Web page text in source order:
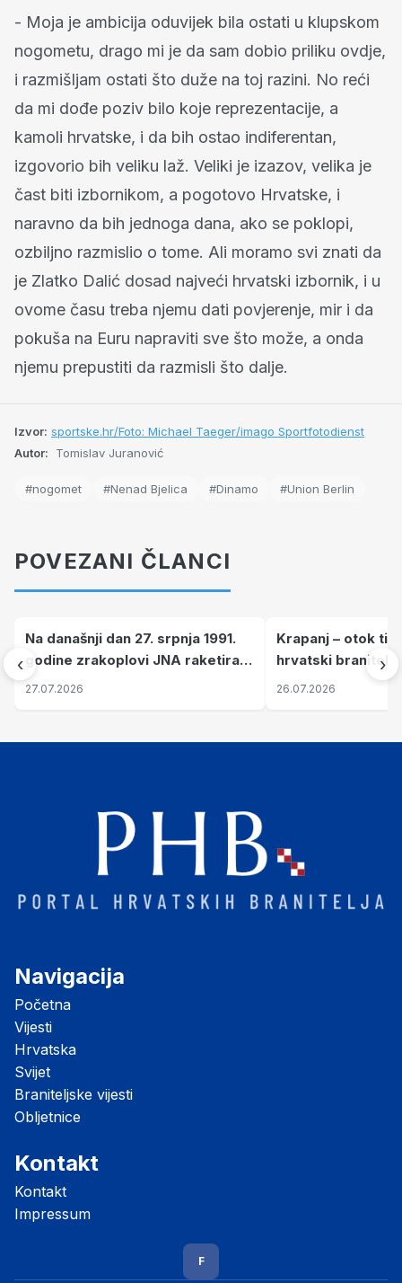
- Moja je ambicija oduvijek bila ostati u klupskom
nogometu, drago mi je da sam dobio priliku ovdje,
i razmišljam ostati što duže na toj razini. No reći
da mi dođe poziv bilo koje reprezentacije, a
kamoli hrvatske, i da bih ostao indiferentan,
izgovorio bih veliku laž. Veliki je izazov, velika je
čast biti izbornikom, a pogotovo Hrvatske, i
naravno da bih jednoga dana, ako se poklopi,
ozbiljno razmislio o tome. Ali moramo svi znati da
je Zlatko Dalić dosad najveći hrvatski izbornik, i u
ovome času treba njemu dati povjerenje, mir i da
pokuša na Euru napraviti sve što može, a onda
njemu prepustiti da razmisli što dalje.
Izvor: sportske.hr/Foto: Michael Taeger/imago Sportfotodienst
Autor:
Tomislav Juranović
#nogomet #Nenad Bjelica #Dinamo #Union Berlin
POVEZANI ČLANCI
‹
Na današnji dan 27. srpnja 1991.
godine zrakoplovi JNA raketirali
su vojarnu i obučni centar "Nikola
27.07.2026
Krapanj – otok
hrvatski branitelji
pronalaze mir
26.07.2026
›
Navigacija
Početna
Vijesti
Hrvatska
Svijet
Braniteljske vijesti
Obljetnice
Kontakt
Kontakt
Impressum
F